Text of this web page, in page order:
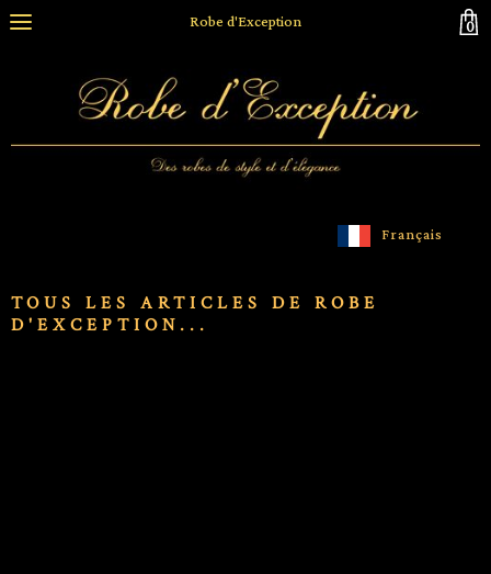
Robe d'Exception
Français
TOUS LES ARTICLES DE ROBE
D'EXCEPTION...
0